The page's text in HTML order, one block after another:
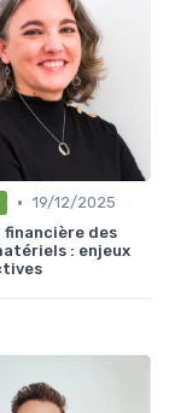
• 19/12/2025
financière des
: enjeux